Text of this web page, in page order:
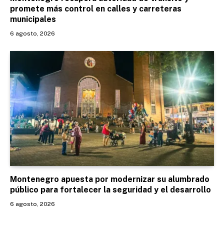
promete más control en calles y carreteras
municipales
6 agosto, 2026
Montenegro apuesta por modernizar su alumbrado
público para fortalecer la seguridad y el desarrollo
6 agosto, 2026